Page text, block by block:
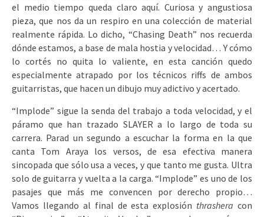
el medio tiempo queda claro aquí. Curiosa y angustiosa
pieza, que nos da un respiro en una colección de material
realmente rápida. Lo dicho, “Chasing Death” nos recuerda
dónde estamos, a base de mala hostia y velocidad… Y cómo
lo cortés no quita lo valiente, en esta canción quedo
especialmente atrapado por los técnicos riffs de ambos
guitarristas, que hacen un dibujo muy adictivo y acertado.
“Implode” sigue la senda del trabajo a toda velocidad, y el
páramo que han trazado SLAYER a lo largo de toda su
carrera. Parad un segundo a escuchar la forma en la que
canta Tom Araya los versos, de esa efectiva manera
sincopada que sólo usa a veces, y que tanto me gusta. Ultra
solo de guitarra y vuelta a la carga. “Implode” es uno de los
pasajes que más me convencen por derecho propio…
Vamos llegando al final de esta explosión thrashera con